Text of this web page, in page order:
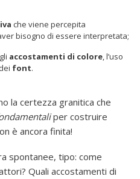
che viene percepita
bisogno di essere interpretata;
accostamenti di colore, l’uso
font.
la certezza granitica che
per costruire
è ancora finita!
spontanee, tipo: come
Quali accostamenti di